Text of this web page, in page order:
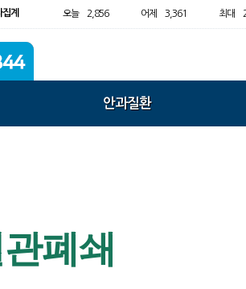
계 오늘 2,856 어제 3,361 최대
안과질환
폐쇄